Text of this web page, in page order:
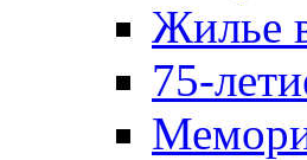
Жилье
75-